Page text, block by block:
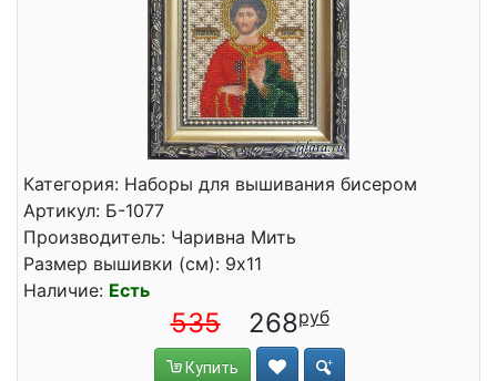
Категория: Наборы для вышивания бисером
Артикул: Б-1077
Производитель: Чаривна Мить
Размер вышивки (см): 9x11
Наличие: Есть
535 268
Купить